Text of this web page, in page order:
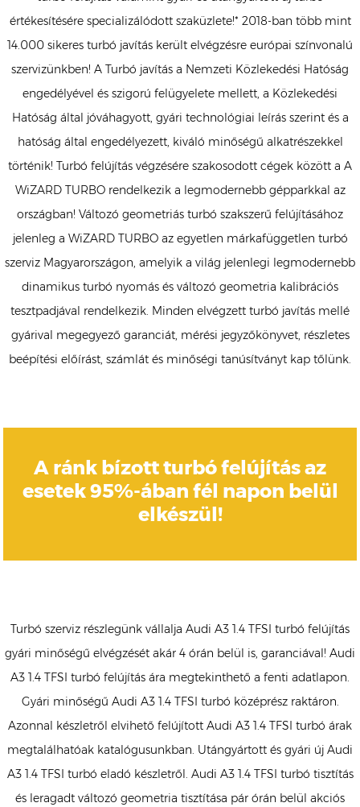
értékesítésére specializálódott szaküzlete!* 2018-ban több mint
14.000 sikeres turbó javítás került elvégzésre európai színvonalú
szervizünkben! A Turbó javítás a Nemzeti Közlekedési Hatóság
engedélyével és szigorú felügyelete mellett, a Közlekedési
Hatóság által jóváhagyott, gyári technológiai leírás szerint és a
hatóság által engedélyezett, kiváló minőségű alkatrészekkel
történik! Turbó felújítás végzésére szakosodott cégek között a A
WiZARD TURBO rendelkezik a legmodernebb gépparkkal az
országban! Változó geometriás turbó szakszerű felújításához
jelenleg a WiZARD TURBO az egyetlen márkafüggetlen turbó
szerviz Magyarországon, amelyik a világ jelenlegi legmodernebb
dinamikus turbó nyomás és változó geometria kalibrációs
tesztpadjával rendelkezik. Minden elvégzett turbó javítás mellé
gyárival megegyező garanciát, mérési jegyzőkönyvet, részletes
beépítési előírást, számlát és minőségi tanúsítványt kap tőlünk.
A ránk bízott turbó felújítás az
esetek 95%-ában fél napon belül
elkészül!
Turbó szerviz részlegünk vállalja Audi A3 1.4 TFSI turbó felújítás
gyári minőségű elvégzését akár 4 órán belül is, garanciával! Audi
A3 1.4 TFSI turbó felújítás ára megtekinthető a fenti adatlapon.
Gyári minőségű Audi A3 1.4 TFSI turbó középrész raktáron.
Azonnal készletről elvihető felújított Audi A3 1.4 TFSI turbó árak
megtalálhatóak katalógusunkban. Utángyártott és gyári új Audi
A3 1.4 TFSI turbó eladó készletről. Audi A3 1.4 TFSI turbó tisztítás
és leragadt változó geometria tisztítása pár órán belül akciós